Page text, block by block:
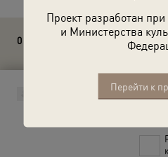
Проект разработан
и Министерства
Перейти к
0 комментариев